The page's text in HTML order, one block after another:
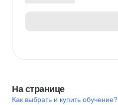
На странице
Как выбрать и купить обучение?